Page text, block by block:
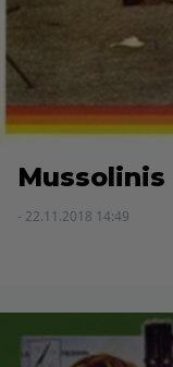
- 22.11.2018 14:49